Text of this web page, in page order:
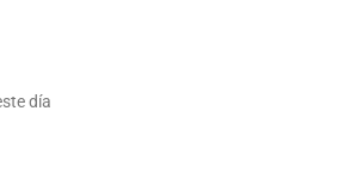
día